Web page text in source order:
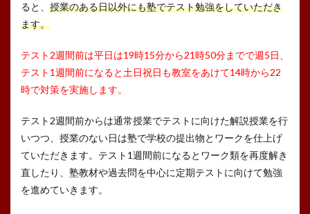
ると、 授業のある日以外にも塾でテスト勉強をしていただき
ます。
テスト2週間前は平日は19時15分から21時50分までで週5日、
テスト1週間前になると土日祝日も教室をあけて14時から22
時で対策を実施します。
テスト2週間前からは通常授業でテストに向けた解説授業を行
いつつ、授業のない日は塾で学校の提出物とワークを仕上げ
ていただきます。テスト1週間前になるとワーク類を再度解き
直したり、塾教材や過去問を中心に定期テストに向けて勉強
を進めていきます。